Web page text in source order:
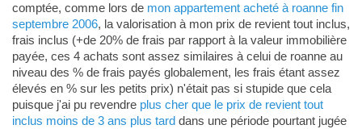
comptée, comme lors de mon appartement acheté à roanne fin
septembre 2006, la valorisation à mon prix de revient tout inclus,
frais inclus (+de 20% de frais par rapport à la valeur immobilière
payée, ces 4 achats sont assez similaires à celui de roanne au
niveau des % de frais payés globalement, les frais étant assez
élevés en % sur les petits prix) n'était pas si stupide que cela
puisque j'ai pu revendre plus cher que le prix de revient tout
inclus moins de 3 ans plus tarddans une période pourtant jugée